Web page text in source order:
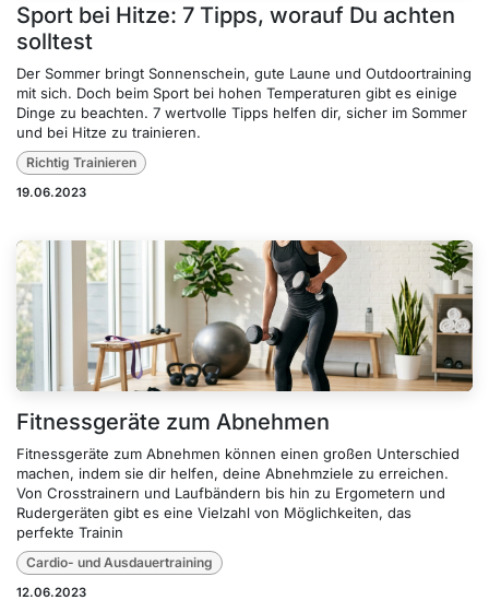
Sport bei Hitze: 7 Tipps, worauf Du achten
solltest
Der Sommer bringt Sonnenschein, gute Laune und Outdoortraining
mit sich. Doch beim Sport bei hohen Temperaturen gibt es einige
Dinge zu beachten. 7 wertvolle Tipps helfen dir, sicher im Sommer
und bei Hitze zu trainieren.
Richtig Trainieren
19.06.2023
Fitnessgeräte zum Abnehmen
Fitnessgeräte zum Abnehmen können einen großen Unterschied
machen, indem sie dir helfen, deine Abnehmziele zu erreichen.
Von Crosstrainern und Laufbändern bis hin zu Ergometern und
Rudergeräten gibt es eine Vielzahl von Möglichkeiten, das
perfekte Trainin
Cardio- und Ausdauertraining
12.06.2023